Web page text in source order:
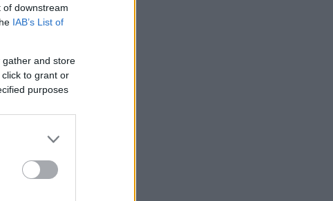
of downstream
IAB’s List of
gather and store
to grant or
purposes